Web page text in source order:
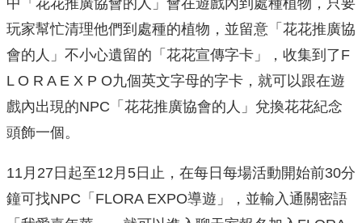
中「花花推廣協會的人」會在遊戲內到處種植物，只要
玩家幫忙清理他們到處種的植物，並留意「花花推廣協
會的人」不小心遺留的「花花宣傳字卡」，收集到了F
L O R A E X P O九個英文字母的字卡，就可以跟在遊
戲內出現的NPC「花花推廣協會的人」兌換花花紀念
頭飾一個。
11月27日起至12月5日止，在每日每場活動開始前30分
鐘可找NPC「FLORA EXPO導遊」，並輸入通關密語